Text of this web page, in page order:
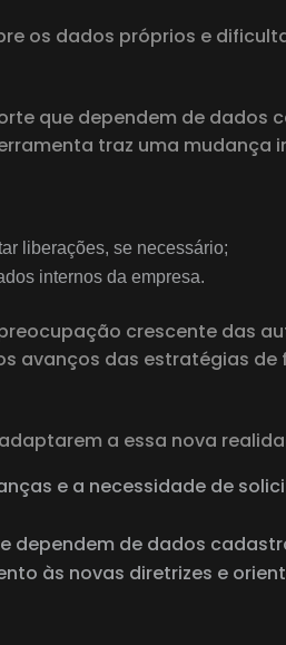
os dados próprios e
que dependem de
traz uma mudança
liberações, se necessário;
internos da empresa.
crescente das
avanços das estratégias de
a essa nova
e a necessidade de
dependem de dados
às novas diretrizes e